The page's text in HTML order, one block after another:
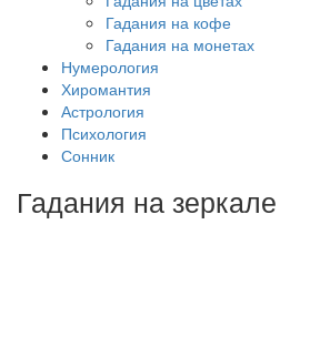
Гадания на кофе
Гадания на монетах
Нумерология
Хиромантия
Астрология
Психология
Сонник
Гадания на зеркале